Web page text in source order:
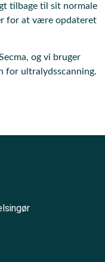
tilbage til sit normale
for at være opdateret
og vi bruger
for ultralydsscanning.